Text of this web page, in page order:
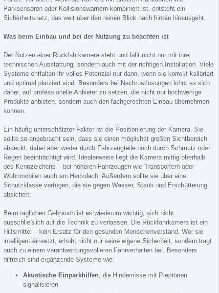
Parksensoren oder Kollisionswarnern kombiniert ist, entsteht ein
Sicherheitsnetz, das weit über den reinen Blick nach hinten hinausgeht.
Was beim Einbau und bei der Nutzung zu beachten ist
Der Nutzen einer Rückfahrkamera steht und fällt nicht nur mit ihrer
technischen Ausstattung, sondern auch mit der richtigen Installation. Viele
Systeme entfalten ihr volles Potenzial nur dann, wenn sie korrekt kalibriert
und optimal platziert sind. Besonders bei Nachrüstlösungen lohnt es sich
daher, auf professionelle Anbieter zu setzen, die nicht nur hochwertige
Produkte anbieten, sondern auch den fachgerechten Einbau übernehmen
können.
Ein häufig unterschätzter Faktor ist die Positionierung der Kamera. Sie
sollte so angebracht sein, dass sie einen möglichst großen Sichtbereich
abdeckt, dabei aber weder durch Fahrzeugteile noch durch Schmutz oder
Regen beeinträchtigt wird. Idealerweise liegt die Kamera mittig oberhalb
des Kennzeichens – bei höheren Fahrzeugen wie Transportern oder
Wohnmobilen auch am Heckdach. Außerdem sollte sie über eine
Schutzklasse verfügen, die sie gegen Wasser, Staub und Erschütterung
absichert.
Beim täglichen Gebrauch ist es wiederum wichtig, sich nicht
ausschließlich auf die Technik zu verlassen. Die Rückfahrkamera ist ein
Hilfsmittel – kein Ersatz für den gesunden Menschenverstand. Wer sie
intelligent einsetzt, erhöht nicht nur seine eigene Sicherheit, sondern trägt
auch zu einem verantwortungsvolleren Fahrverhalten bei. Besonders
hilfreich sind ergänzende Systeme wie:
Akustische Einparkhilfen, die Hindernisse mit Pieptönen
signalisieren